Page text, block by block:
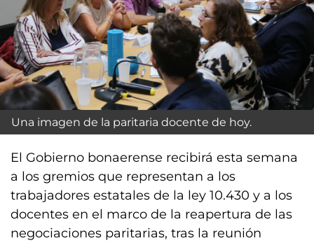
Una imagen de la paritaria docente de hoy.
El Gobierno bonaerense recibirá esta semana
a los gremios que representan a los
trabajadores estatales de la ley 10.430 y a los
docentes en el marco de la reapertura de las
negociaciones paritarias, tras la reunión